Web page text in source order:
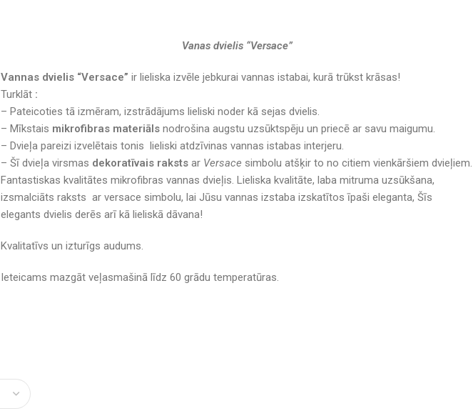
Vanas dvielis “Versace”
Vannas dvielis “Versace” ir lieliska izvēle jebkurai vannas istabai, kurā trūkst krāsas!
Turklāt :
– Pateicoties tā izmēram, izstrādājums lieliski noder kā sejas dvielis.
– Mīkstais mikrofibras materiāls nodrošina augstu uzsūktspēju un priecē ar savu maigumu.
– Dvieļa pareizi izvelētais tonis lieliski atdzīvinas vannas istabas interjeru.
– Šī dvieļa virsmas dekoratīvais raksts ar Versace simbolu atšķir to no citiem vienkāršiem dvieļiem.
Fantastiskas kvalitātes mikrofibras vannas dvieļis. Lieliska kvalitāte, laba mitruma uzsūkšana,
izsmalciāts raksts ar versace simbolu, lai Jūsu vannas izstaba izskatītos īpaši eleganta, Šīs
elegants dvielis derēs arī kā lieliskā dāvana!
Kvalitatīvs un izturīgs audums.
Ieteicams mazgāt veļasmašinā līdz 60 grādu temperatūras.